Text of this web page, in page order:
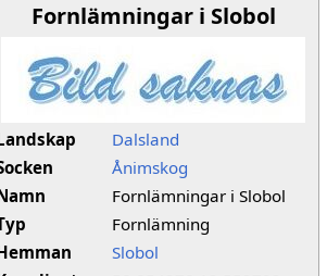
Fornlämningar i Slobol
Dalsland
Ånimskog
Fornlämningar i Slobol
Fornlämning
Slobol